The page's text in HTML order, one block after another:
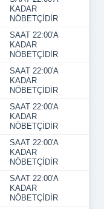
KADAR
NÖBETÇİDİR
SAAT 22:00'A
KADAR
NÖBETÇİDİR
SAAT 22:00'A
KADAR
NÖBETÇİDİR
SAAT 22:00'A
KADAR
NÖBETÇİDİR
SAAT 22:00'A
KADAR
NÖBETÇİDİR
SAAT 22:00'A
KADAR
NÖBETÇİDİR